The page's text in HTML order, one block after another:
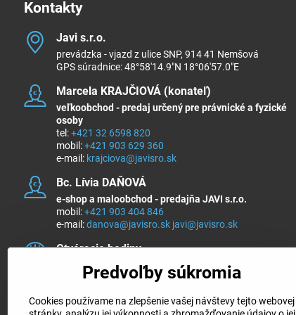
Kontakty
Javi s​.r​.o​.
prevádzka - vjazd z ulice SNP, 914 41 Nemšová
GPS súradnice: 48°58'14.9"N 18°06'57.0"E
Marcela KRAJČIOVÁ (konateľ)
veľkoobchod - predaj určený pre právnické a fyzické
osoby
tel:+421 32 6598 820
mobil:+421 903 629 360
e-mail: krajciova@javisro.sk
Bc​. Lívia DAŇOVÁ
e-shop a maloobchod - predajňa JAVI s.r.o.
mobil:+421 903 404 846
e-mail:danova@javisro.skjavi@javisro.sk
Otváracie hodiny
Pondelok - Piatok 8:00 - 12:00 a 13:00 - 15:00
Sobota a nedeľa ZATVORENÉ
Sledujte nás na ...
Predvoľby súkromia
Cookies používame na zlepšenie vašej návštevy tejto webovej